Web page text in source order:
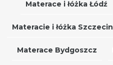
Materace i łóżka Łódź
Materacie i łóżka Szczecin
Materace Bydgoszcz